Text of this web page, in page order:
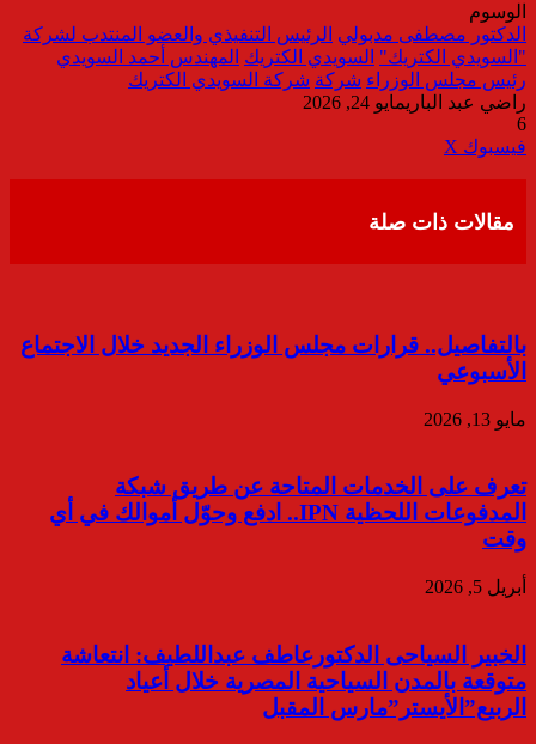
الوسوم
الدكتور مصطفى مدبولي الرئيس التنفيذي والعضو المنتدب لشركة
"السويدي الكتريك" السويدي الكتريك المهندس أحمد السويدي
رئيس مجلس الوزراء شركة شركة السويدي الكتريك
راضي عبد الباريمايو 24, 2026
6
فيسبوك ‫X
مقالات ذات صلة
بالتفاصيل.. قرارات مجلس الوزراء الجديد خلال الاجتماع
الأسبوعي
مايو 13, 2026
تعرف على الخدمات المتاحة عن طريق شبكة
المدفوعات اللحظية IPN.. ادفع وحوّل أموالك في أي
وقت
أبريل 5, 2026
الخبير السياحى الدكتورعاطف عبداللطيف: انتعاشة
متوقعة بالمدن السياحية المصرية خلال أعياد
الربيع”الأيستر”مارس المقبل